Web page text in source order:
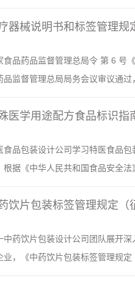
器械说明书和标签管理规
食品药品监督管理总局令 第 6 号
品监督管理总局局务会议审议通过
医学用途配方食品标识指
食品包装设计公司学习特医食品
根据《中华人民共和国食品安全法
饮片包装标签管理规定（
中药饮片包装设计公司团队展开
业，《中药饮片包装标签管理规定